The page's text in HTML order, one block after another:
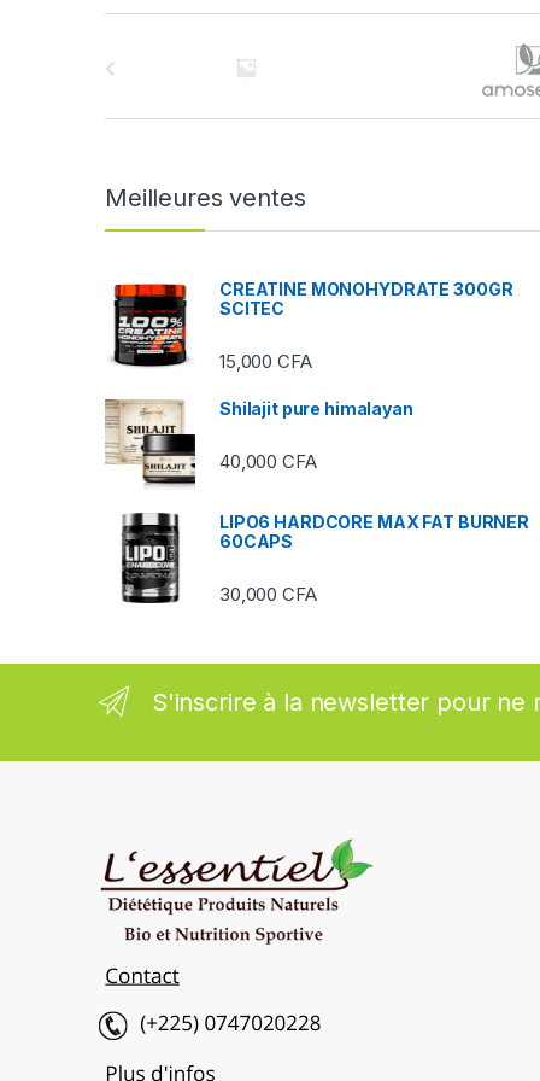
l
Meilleures ventes
CREATINE MONOHYDRATE 300GR
SCITEC
15,000CFA
Shilajit pure himalayan
40,000CFA
LIPO6 HARDCORE MAX FAT BURNER
60CAPS
30,000CFA
S'inscrire à la newsletter pour ne